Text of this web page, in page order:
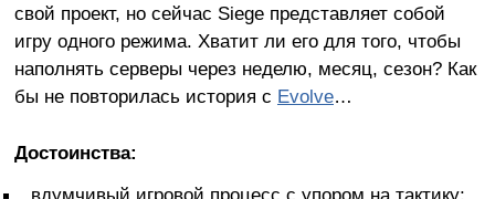
свой проект, но сейчас Siege представляет собой
игру одного режима. Хватит ли его для того, чтобы
наполнять серверы через неделю, месяц, сезон? Как
бы не повторилась история с Evolve…
Достоинства:
вдумчивый игровой процесс с упором на тактику;